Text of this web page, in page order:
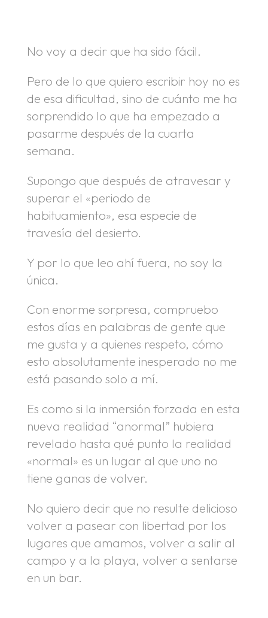
No voy a decir que ha sido fácil.
Pero de lo que quiero escribir hoy no es
de esa dificultad, sino de cuánto me ha
sorprendido lo que ha empezado a
pasarme después de la cuarta
semana.
Supongo que después de atravesar y
superar el «periodo de
habituamiento», esa especie de
travesía del desierto.
Y por lo que leo ahí fuera, no soy la
única.
Con enorme sorpresa, compruebo
estos días en palabras de gente que
me gusta y a quienes respeto, cómo
esto absolutamente inesperado no me
está pasando solo a mí.
Es como si la inmersión forzada en esta
nueva realidad “anormal” hubiera
revelado hasta qué punto la realidad
«normal» es un lugar al que uno no
tiene ganas de volver.
No quiero decir que no resulte delicioso
volver a pasear con libertad por los
lugares que amamos, volver a salir al
campo y a la playa, volver a sentarse
en un bar.